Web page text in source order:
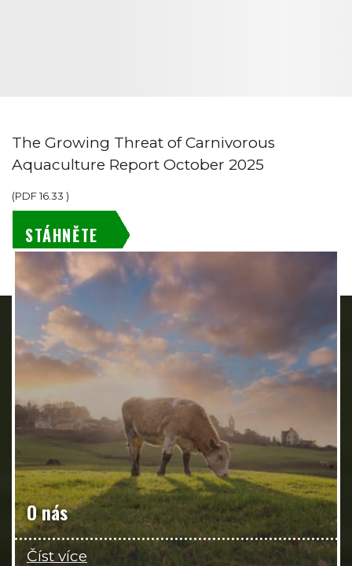
The Growing Threat of Carnivorous
Aquaculture Report October 2025
(PDF16.33 )
STÁHNĚTE
O nás
Číst více